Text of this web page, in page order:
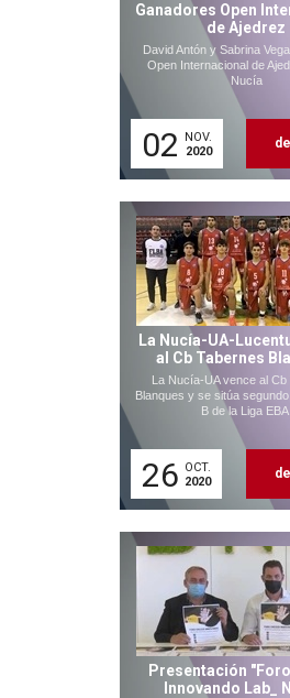
Ganadores Open
de Ajedrez
David Antón y Sabrina
Open Internacional de
Nucía
02
NOV.
2020
La Nucía-UA-
al Cb Tabernes
La Nucía-UA vence al Cb
Blanques y se sitúa
B de la Liga EBA.
26 OCT.
2020
Presentación
Innovando Lab_